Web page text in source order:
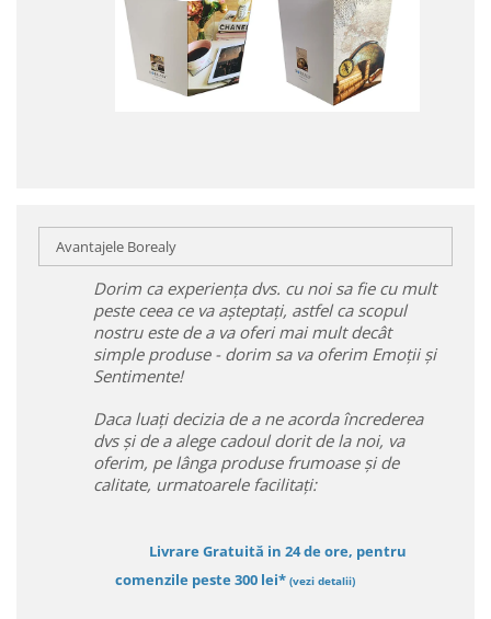
Avantajele Borealy
Dorim ca experiența dvs. cu noi sa fie cu mult
peste ceea ce va așteptați, astfel ca scopul
nostru este de a va oferi mai mult decât
simple produse - dorim sa va oferim Emoții și
Sentimente!
Daca luați decizia de a ne acorda încrederea
dvs și de a alege cadoul dorit de la noi, va
oferim, pe lânga produse frumoase și de
calitate, urmatoarele facilitați:
Livrare Gratuită in 24 de ore, pentru
comenzile peste 300 lei* (vezi detalii)